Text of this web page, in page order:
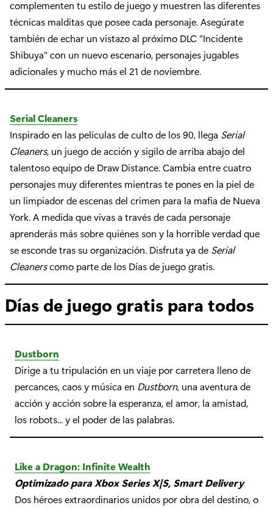
complementen tu estilo de juego y muestren las diferentes
técnicas malditas que posee cada personaje. Asegúrate
también de echar un vistazo al próximo DLC "Incidente
Shibuya" con un nuevo escenario, personajes jugables
adicionales y mucho más el 21 de noviembre.
Serial Cleaners
Inspirado en las películas de culto de los 90, llega Serial
Cleaners, un juego de acción y sigilo de arriba abajo del
talentoso equipo de Draw Distance. Cambia entre cuatro
personajes muy diferentes mientras te pones en la piel de
un limpiador de escenas del crimen para la mafia de Nueva
York. A medida que vivas a través de cada personaje
aprenderás más sobre quiénes son y la horrible verdad que
se esconde tras su organización. Disfruta ya de Serial
Cleanerscomo parte de los Días de juego gratis.
Días de juego gratis para todos
Dustborn
Dirige a tu tripulación en un viaje por carretera lleno de
percances, caos y música en Dustborn, una aventura de
acción y acción sobre la esperanza, el amor, la amistad,
los robots... y el poder de las palabras.
Like a Dragon: Infinite Wealth
Optimizado para Xbox Series X|S, Smart Delivery
Dos héroes extraordinarios unidos por obra del destino, o